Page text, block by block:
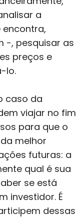
a
-, pesquisar as
preços e
lo.
caso da
viajar no fim
para que o
melhor
futuras: a
qual é sua
se está
investidor. É
dessas